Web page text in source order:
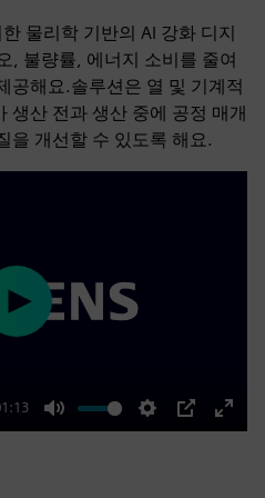
물리학 기반의 AI 강화 디지
, 불량률, 에너지 소비를 줄여
공해요.솔루션은 열 및 기계적
생산 전과 생산 중에 공정 매개
을 개선할 수 있도록 해요.
Mute Settings
PIP
Enter
Play